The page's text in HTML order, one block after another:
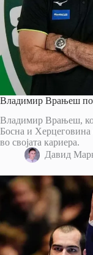
Владимир Врањеш
Владимир Врањеш,
Босна и Херцеговина
во својата кариера.
Давид